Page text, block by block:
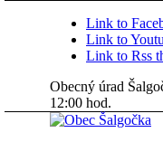
Link to
Link to
Link to Rss
Obecný úrad
12:00 hod.